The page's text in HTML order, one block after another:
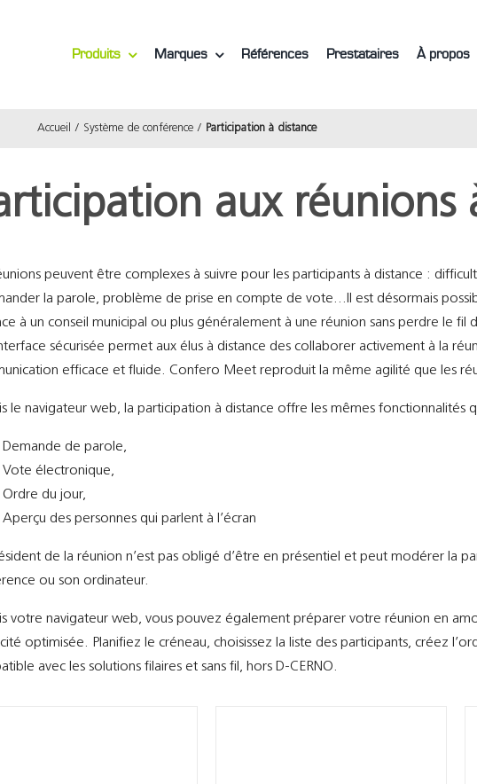
Produits Marques Références Prestataires À propos
Accueil Système de conférence Participation à distance
aux réunions
peuvent être complexes à suivre pour les participants à distance :
la parole, problème de prise en compte de vote…Il est désormais
à un conseil municipal ou plus généralement à une réunion sans perdre le fil
sécurisée permet aux élus à distance des collaborer activement à la
efficace et fluide. Confero Meet reproduit la même agilité que les
le navigateur web, la participation à distance offre les mêmes fonctionnalités
Demande de parole,
Vote électronique,
Ordre du jour,
Aperçu des personnes qui parlent à l’écran
de la réunion n’est pas obligé d’être en présentiel et peut modérer la
ou son ordinateur.
votre navigateur web, vous pouvez également préparer votre réunion en
optimisée. Planifiez le créneau, choisissez la liste des participants, créez
avec les solutions filaires et sans fil, hors D-CERNO.